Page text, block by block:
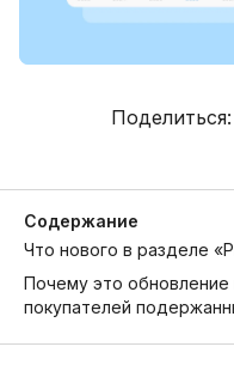
Поделиться:
Содержание
Что нового в разделе
Почему это
покупателей